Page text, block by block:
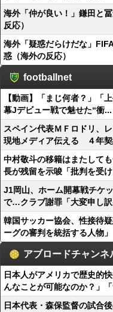
海外「仲が良い！」鎌田と
反応）
海外「疑惑だらけだな」
惑（海外の反応）
footballnet
【動画】「まじ何者？」「
幕Jデビュー戦で魅せた“衝...
スペイン代表ＭＦロドリ、
現地メディア伝える ４年契
中村敬斗の移籍はまたして
長が残留を示唆「批判を受
J1岡山、ホーム開幕戦チケ
で…クラブ謝罪「大変申し
韓国サッカー協会、性接待
ーグの審判を統括する人物」
アブロードチャンネ
日本人がアメリカで歴史的
んなことが可能なのか？」
日本代表・森保監督の試合